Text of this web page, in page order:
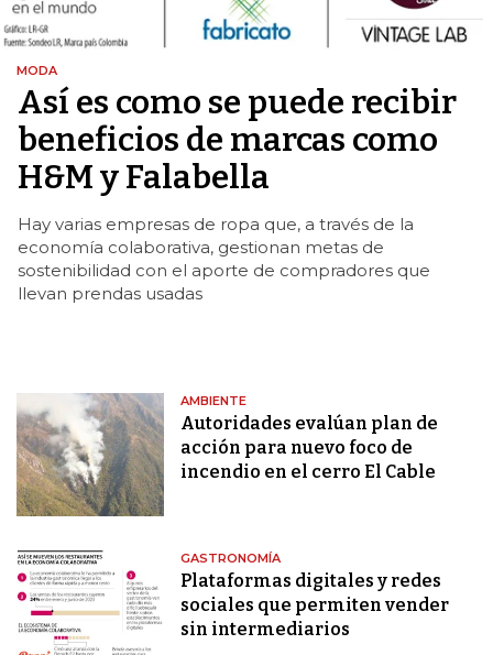
MODA
Así es como se puede recibir
beneficios de marcas como
H&M y Falabella
Hay varias empresas de ropa que, a través de la
economía colaborativa, gestionan metas de
sostenibilidad con el aporte de compradores que
llevan prendas usadas
AMBIENTE
Autoridades evalúan plan de
acción para nuevo foco de
incendio en el cerro El Cable
GASTRONOMÍA
Plataformas digitales y redes
sociales que permiten vender
sin intermediarios